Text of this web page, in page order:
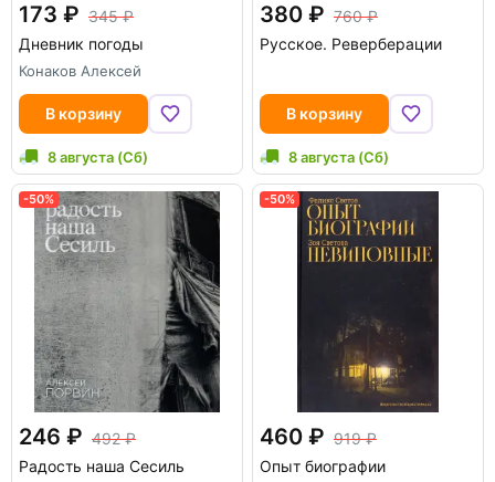
173
345
Дневник погоды
Конаков Алексей
В корзину
8 августа (Сб)
380
760
Русское. Реверберации
В корзину
8 августа (Сб)
-50%
246
492
Радость наша Сесиль
-50%
460
919
Опыт биографии